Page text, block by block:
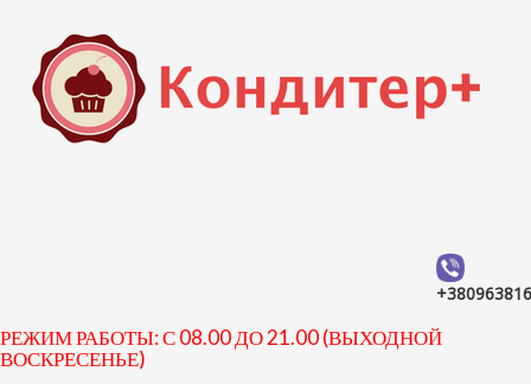
РЕЖИМ РАБОТЫ: С 08.00 ДО 21.00 (ВЫХОДНОЙ
ВОСКРЕСЕНЬЕ)